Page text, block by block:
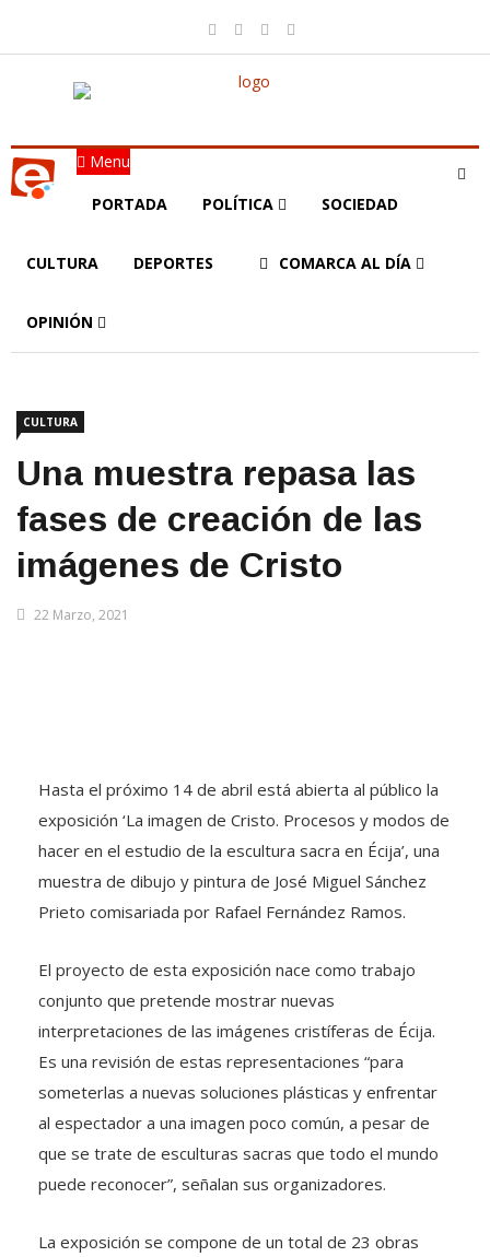
Menu
PORTADA POLÍTICA SOCIEDAD
CULTURA DEPORTES COMARCA AL DÍA
OPINIÓN
CULTURA
Una muestra repasa las
fases de creación de las
imágenes de Cristo
22 Marzo, 2021
Hasta el próximo 14 de abril está abierta al público la
exposición ‘La imagen de Cristo. Procesos y modos de
hacer en el estudio de la escultura sacra en Écija’, una
muestra de dibujo y pintura de José Miguel Sánchez
Prieto comisariada por Rafael Fernández Ramos.
El proyecto de esta exposición nace como trabajo
conjunto que pretende mostrar nuevas
interpretaciones de las imágenes cristíferas de Écija.
Es una revisión de estas representaciones “para
someterlas a nuevas soluciones plásticas y enfrentar
al espectador a una imagen poco común, a pesar de
que se trate de esculturas sacras que todo el mundo
puede reconocer”, señalan sus organizadores.
La exposición se compone de un total de 23 obras